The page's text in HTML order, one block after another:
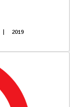
2019